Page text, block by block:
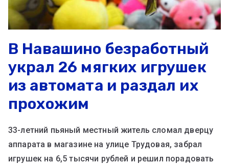
В Навашино безработный
украл 26 мягких игрушек
из автомата и раздал их
прохожим
33-летний пьяный местный житель сломал дверцу
аппарата в магазине на улице Трудовая, забрал
игрушек на 6,5 тысячи рублей и решил порадовать